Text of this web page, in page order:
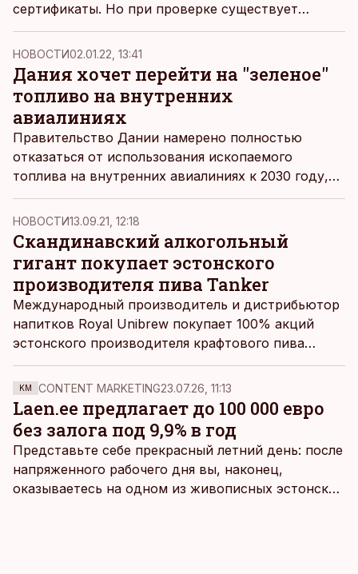
сертификаты. Но при проверке существует
обоюдная угроза: мы не знаем, заразен клиент
или нет, а невакцинированный работник может
заразить как клиентов, так и коллег. Поэтому мы
указали в анализе рисков рабочей среды, что
работник, который проверяет у клиентов COVID-
сертификаты, должен быть вакцинирован. Что
нам делать, если один из наших трех работников
не вакцинирован? Каков разумный срок, в
течение которого мы можем требовать от
работника, чтобы он вакцинировался?
НОВОСТИ02.01.22, 13:41
Дания хочет перейти на "зеленое"
топливо на внутренних
авиалиниях
Правительство Дании намерено полностью
отказаться от использования ископаемого
топлива на внутренних авиалиниях к 2030 году,
сообщает Bloomberg.
НОВОСТИ13.09.21, 12:18
Скандинавский алкогольный
гигант покупает эстонского
производителя пива Tanker
Международный производитель и дистрибьютор
напитков Royal Unibrew покупает 100% акций
эстонского производителя крафтового пива
Tanker, пишетÄripäev.
KM CONTENT MARKETING23.07.26, 11:13
Laen.ee предлагает до 100 000 евро
без залога под 9,9% в год
Представьте себе прекрасный летний день: после
напряженного рабочего дня вы, наконец,
оказываетесь на одном из живописных эстонских